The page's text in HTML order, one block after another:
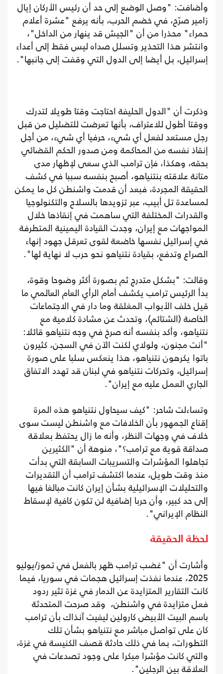
وأضافت: "وصل الوضع إلى حد أن رئيس الأركان إيال
زامير صرّح، في خضم الحرب، بأنه يرفع "عشرة أعلام
حمراء" محذرا من أن "الجيش قد ينهار من الداخل"،
وانتشر هذا التحذير وتسلل صداه ليس فقط إلى أعداء
إسرائيل، بل أيضا إلى الدول التي وقفت إلى جانبها".
وذكرت أن "الدول الحليفة احتاجت وقتا طويلا لتدرك
ووقتا أطول للاعتراف، بأنها تعرضت للتضليل من قبل
رجل مستعد لفعل أي شيء، حرفيا أي شيء، من أجل
إنقاذ نفسه من المحاكمة ومن صدور الحكم القضائي
بحقه، وهكذا، فإن ترامب الذي سعى لإظهار مدى
متانة علاقته بنتنياهو، أصبح بنفسه سببا في كشف
الحقيقة المجردة، فبعد أن قدمت واشنطن كل ما يمكن
لمساعدة تل أبيب، عبر تزويدها بالسلاح والتكنولوجيا
والقدرات المختلفة التي ساهمت في إنقاذها خلال
المواجهات مع إيران، وجدت القيادة اليمينية المتطرفة
في إسرائيل نفسها خاضعة لقوى تعرقل جهود إنهاء
الصراع وتدفع، بقيادة نتنياهو نحو حرب لا نهاية لها".
وقالت: "بشكل متدرج ثم بصورة أكثر وضوحا وقوة،
بدأ الرئيس ترامب يكشف أمام الرأي العام العالمي ما
قيل خلف الأبواب المغلقة وما دار في الاجتماعات
الخاصة (الشتائم)، وتحدث عن مشادة كلامية مع
نتنياهو، وأكد بنفسه أنه صرخ في وجه نتنياهو قائلا:
"أنت مجنون، ولولاي لكنت الآن في السجن، كثيرون
باتوا يكرهون نتنياهو، هذا ينعكس سلبا على صورة
إسرائيل، وتحركات نتنياهو في لبنان قد تهدد الاتفاق
الجاري العمل عليه مع إيران".
وتساءلت شاحر: "كيف سيحاول نتنياهو هذه المرة
إقناع الجمهور بأن الخلافات مع واشنطن ليست سوى
خلاف في وجهات النظر، وأنه ما زال يحتفظ بعلاقة
صداقة قوية مع ترامب؟"، منوهة أن "الكثيرين
تجاهلوا المؤشرات والتسريبات السابقة التي بدأت
منذ وقت طويل، عندما اكتشف ترامب أن التقديرات
والتحليلات الإسرائيلية بشأن إيران كانت مبالغا فيها
إلى حد كبير، وأن حربا إضافية لن تكون كافية لإسقاط
النظام الإيراني".
لحظة الحقيقة
وأشارت أن "غضب ترامب ظهر بالفعل في تموز/يوليو
2025، عندما نفذت إسرائيل هجمات في سوريا، فيما
كانت التقارير المتزايدة عن الدمار في غزة تثير ردود
فعل متزايدة في واشنطن، وقد صرحت المتحدثة
باسم البيت الأبيض كارولين ليفيت آنذاك بأن ترامب
كان على تواصل مباشر مع نتنياهو بشأن تلك
التطورات، بما في ذلك حادثة قصف الكنيسة في غزة،
والتي كانت مؤشرا مبكرا على وجود تصدعات في
العلاقة بين الرجلين".